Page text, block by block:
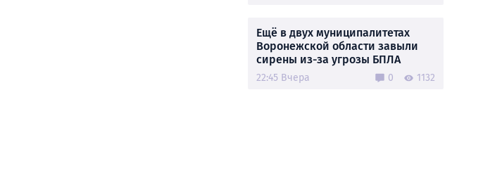
Ещё в двух муниципалитетах
Воронежской области завыли
сирены из-за угрозы БПЛА
22:45 Вчера 0 1132